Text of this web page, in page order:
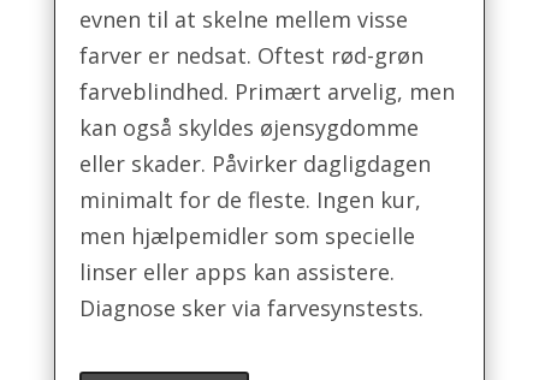
evnen til at skelne mellem visse
farver er nedsat. Oftest rød-grøn
farveblindhed. Primært arvelig, men
kan også skyldes øjensygdomme
eller skader. Påvirker dagligdagen
minimalt for de fleste. Ingen kur,
men hjælpemidler som specielle
linser eller apps kan assistere.
Diagnose sker via farvesynstests.